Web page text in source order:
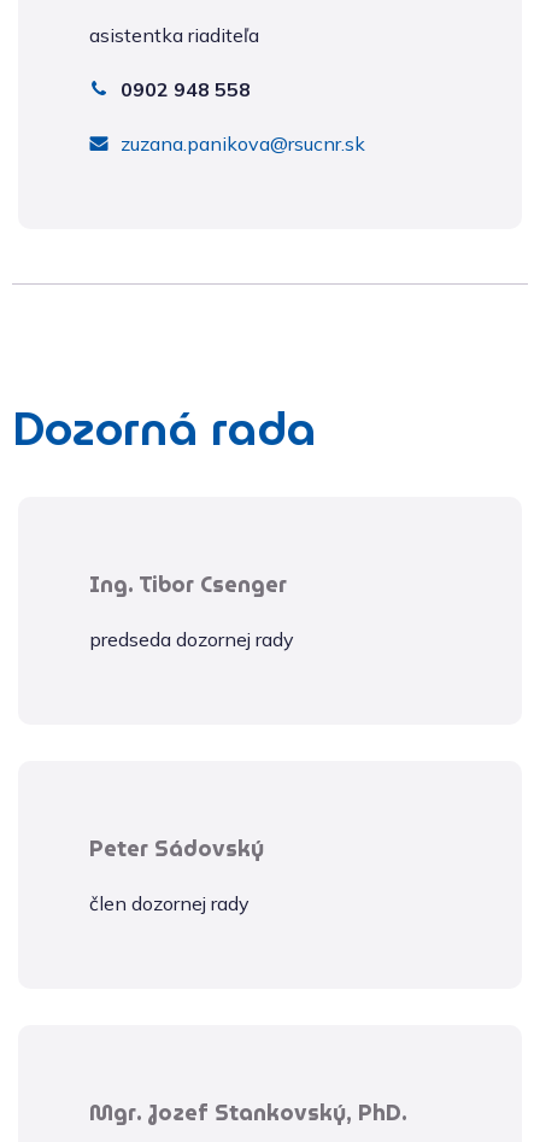
asistentka riaditeľa
0902 948 558
zuzana.panikova@rsucnr.sk
Dozorná rada
Ing. Tibor Csenger
predseda dozornej rady
Peter Sádovský
člen dozornej rady
Mgr. Jozef Stankovský, PhD.